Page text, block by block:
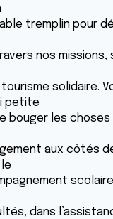
tremplin pour
nos missions,
solidaire.
petite
bouger les
aux côtés
dans